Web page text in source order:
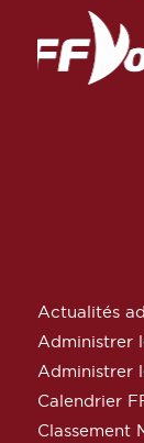
Actualités
Administrer
Administrer
Calendrier
Classement